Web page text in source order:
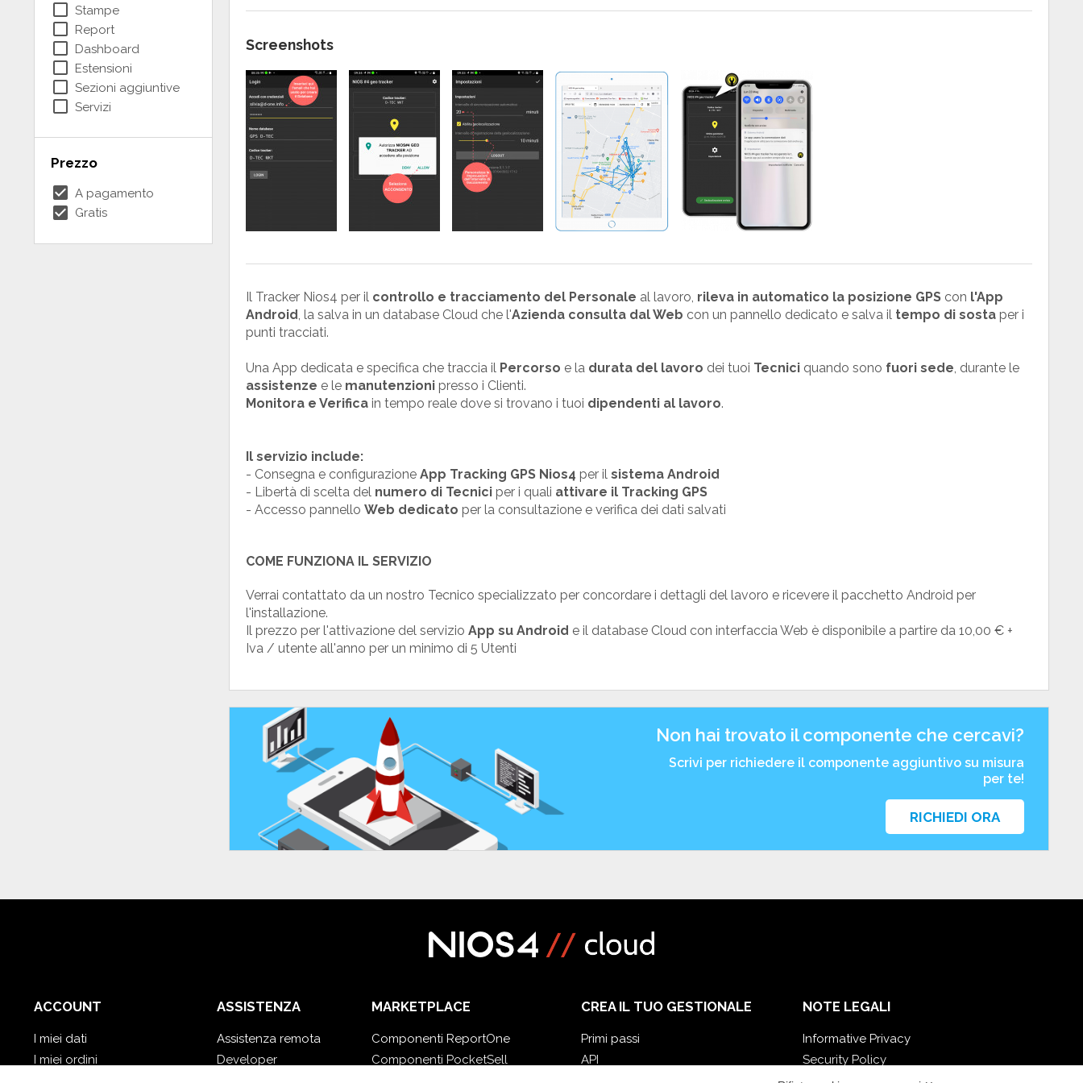
check_box_outline_blank Stampe
check_box_outline_blank Report
check_box_outline_blank Dashboard
check_box_outline_blank Estensioni
check_box_outline_blank Sezioni aggiuntive
check_box_outline_blank Servizi
Prezzo
check_box A pagamento
check_box Gratis
Screenshots
Il Tracker Nios4 per il controllo e tracciamento del Personale al lavoro, rileva in automatico la posizione GPS con l'App
Android , la salva in un database Cloud che l'Azienda consulta dal Web con un pannello dedicato e salva il tempo di sosta per i
punti tracciati.
Una App dedicata e specifica che traccia il Percorso e la durata del lavoro dei tuoi Tecnici quando sono fuori sede , durante le
assistenze e le manutenzioni presso i Clienti.
Monitora e Verifica in tempo reale dove si trovano i tuoi dipendenti al lavoro.
Il servizio include:
- Consegna e configurazione App Tracking GPS Nios4 per il sistema Android
- Libertà di scelta del numero di Tecnici per i quali attivare il Tracking GPS
- Accesso pannello Web dedicato per la consultazione e verifica dei dati salvati
COME FUNZIONA IL SERVIZIO
Verrai contattato da un nostro Tecnico specializzato per concordare i dettagli del lavoro e ricevere il pacchetto Android per
l'installazione.
Il prezzo per l'attivazione del servizio App su Android e il database Cloud con interfaccia Web è disponibile a partire da 10,00 € +
Iva / utente all'anno per un minimo di 5 Utenti
Non hai trovato il componente che cercavi?
Scrivi per richiedere il componente aggiuntivo su misura
per te!
RICHIEDI ORA
ACCOUNT
I miei dati
I miei ordini
ASSISTENZA
Assistenza remota
Developer
MARKETPLACE
Componenti ReportOne
Componenti PocketSell
CREA IL TUO GESTIONALE
Primi passi
API
NOTE LEGALI
Informative Privacy
Security Policy